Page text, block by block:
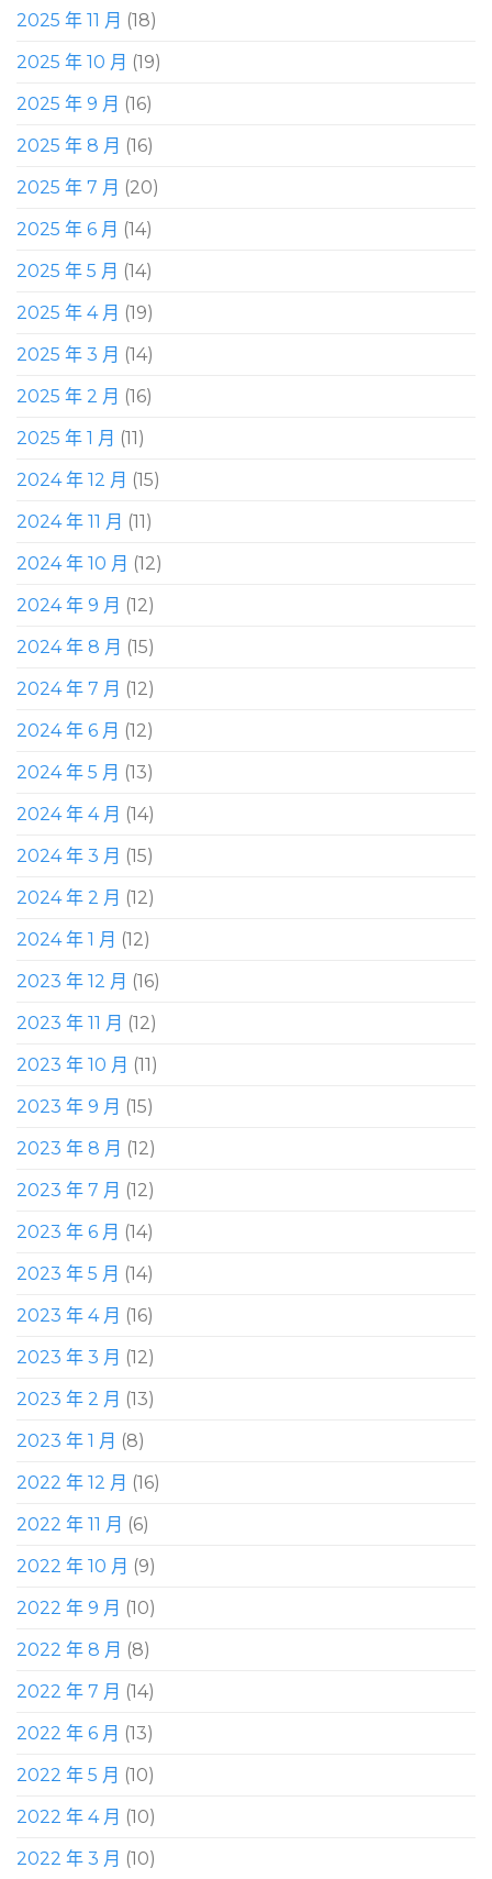
2025 年 11 月 (18)
2025 年 10 月 (19)
2025 年 9 月 (16)
2025 年 8 月 (16)
2025 年 7 月 (20)
2025 年 6 月 (14)
2025 年 5 月 (14)
2025 年 4 月 (19)
2025 年 3 月 (14)
2025 年 2 月 (16)
2025 年 1 月 (11)
2024 年 12 月 (15)
2024 年 11 月 (11)
2024 年 10 月 (12)
2024 年 9 月 (12)
2024 年 8 月 (15)
2024 年 7 月 (12)
2024 年 6 月 (12)
2024 年 5 月 (13)
2024 年 4 月 (14)
2024 年 3 月 (15)
2024 年 2 月 (12)
2024 年 1 月 (12)
2023 年 12 月 (16)
2023 年 11 月 (12)
2023 年 10 月 (11)
2023 年 9 月 (15)
2023 年 8 月 (12)
2023 年 7 月 (12)
2023 年 6 月 (14)
2023 年 5 月 (14)
2023 年 4 月 (16)
2023 年 3 月 (12)
2023 年 2 月 (13)
2023 年 1 月 (8)
2022 年 12 月 (16)
2022 年 11 月 (6)
2022 年 10 月 (9)
2022 年 9 月 (10)
2022 年 8 月 (8)
2022 年 7 月 (14)
2022 年 6 月 (13)
2022 年 5 月 (10)
2022 年 4 月 (10)
2022 年 3 月 (10)